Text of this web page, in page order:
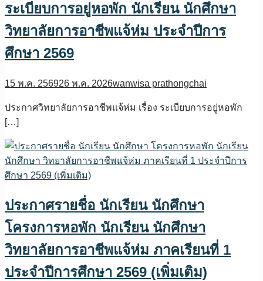
ระเบียบการอยู่หอพัก นักเรียน นักศึกษา
วิทยาลัยการอาชีพแจ้ห่ม ประจำปีการ
ศึกษา 2569
15 พ.ค. 256926 พ.ค. 2026wanwisa prathongchai
ประกาศวิทยาลัยการอาชีพแจ้ห่ม เรื่อง ระเบียบการอยู่หอพัก
[…]
ประกาศรายชื่อ นักเรียน นักศึกษา
โครงการหอพัก นักเรียน นักศึกษา
วิทยาลัยการอาชีพแจ้ห่ม ภาคเรียนที่ 1
ประจำปีการศึกษา 2569 (เพิ่มเติม)